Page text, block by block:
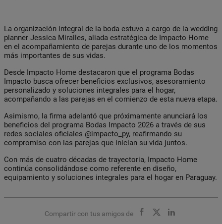
La organización integral de la boda estuvo a cargo de la wedding
planner Jessica Miralles, aliada estratégica de Impacto Home
en el acompañamiento de parejas durante uno de los momentos
más importantes de sus vidas.
Desde Impacto Home destacaron que el programa Bodas
Impacto busca ofrecer beneficios exclusivos, asesoramiento
personalizado y soluciones integrales para el hogar,
acompañando a las parejas en el comienzo de esta nueva etapa.
Asimismo, la firma adelantó que próximamente anunciará los
beneficios del programa Bodas Impacto 2026 a través de sus
redes sociales oficiales @impacto_py, reafirmando su
compromiso con las parejas que inician su vida juntos.
Con más de cuatro décadas de trayectoria, Impacto Home
continúa consolidándose como referente en diseño,
equipamiento y soluciones integrales para el hogar en Paraguay.
Compartir con tus amigos de